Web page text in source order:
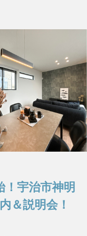
！宇治市神明
＆説明会！